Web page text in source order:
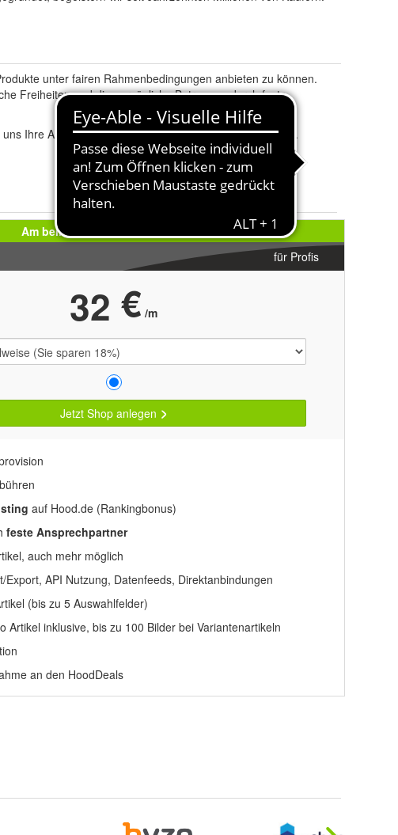
unter fairen Rahmenbedingungen anbieten zu können.
Freiheiten und die persönliche Betreuung durch feste
Ihre Anfrage und wir melden uns umgehend bei Ihnen.
Am beliebtesten (84%
für Profis
32 € /m
Jetzt Shop anlegen
auf Hood.de (Rankingbonus)
feste Ansprechpartner
auch mehr möglich
Export, API Nutzung, Datenfeeds, Direktanbindungen
(bis zu 5 Auswahlfelder)
Artikel inklusive, bis zu 100 Bilder bei Variantenartikeln
an den HoodDeals